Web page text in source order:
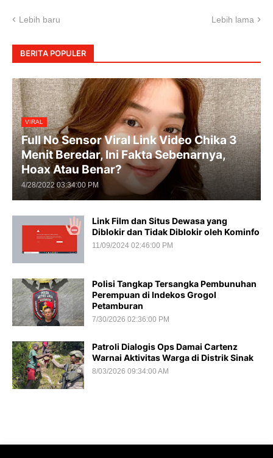
Lebih baru Lebih lama
BERITA POPULER
VIRAL
Full No Sensor Viral Link Video Chika 3
Menit Beredar, Ini Fakta Sebenarnya,
Hoax Atau Benar?
4/28/2022 03:34:00 PM
Link Film dan Situs Dewasa yang
Diblokir dan Tidak Diblokir oleh Kominfo
11/09/2024 02:46:00 PM
Polisi Tangkap Tersangka Pembunuhan
Perempuan di Indekos Grogol
Petamburan
7/30/2026 02:36:00 PM
Patroli Dialogis Ops Damai Cartenz
Warnai Aktivitas Warga di Distrik Sinak
8/03/2026 09:34:00 AM